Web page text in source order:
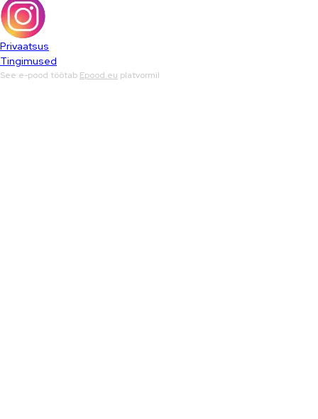
Privaatsus
Tingimused
See e-pood töötab Epood.eu platvormil